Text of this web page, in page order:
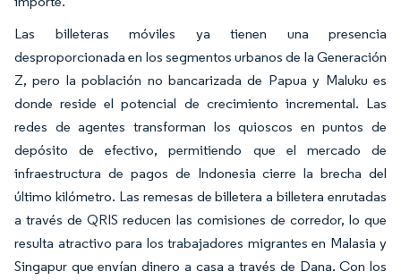
Las billeteras móviles ya tienen una presencia
desproporcionada en los segmentos urbanos de la Generación
Z, pero la población no bancarizada de Papua y Maluku es
donde reside el potencial de crecimiento incremental. Las
redes de agentes transforman los quioscos en puntos de
depósito de efectivo, permitiendo que el mercado de
infraestructura de pagos de Indonesia cierre la brecha del
último kilómetro. Las remesas de billetera a billetera enrutadas
a través de QRIS reducen las comisiones de corredor, lo que
resulta atractivo para los trabajadores migrantes en Malasia y
Singapur que envían dinero a casa a través de Dana. Con los